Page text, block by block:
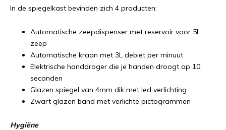
In de spiegelkast bevinden zich 4 producten:
Automatische zeepdispenser met reservoir voor 5L
zeep
Automatische kraan met 3L debiet per minuut
Elektrische handdroger die je handen droogt op 10
seconden
Glazen spiegel van 4mm dik met led verlichting
Zwart glazen band met verlichte pictogrammen
Hygiëne